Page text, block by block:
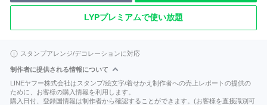
LYPプレミアムで使い放題
スタンプアレンジ/デコレーションに対応
制作者に提供される情報について
LINEヤフー株式会社はスタンプ/絵文字/着せかえ制作者への売上レポートの提供の
ために、お客様の購入情報を利用します。
購入日付、登録国情報は制作者から確認することができます。(お客様を直接識別可